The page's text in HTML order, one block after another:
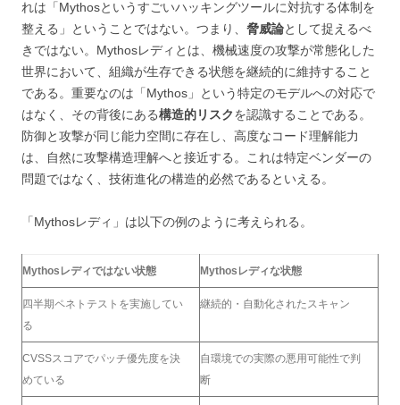
れは「Mythosというすごいハッキングツールに対抗する体制を
整える」ということではない。つまり、 脅威論として捉えるべ
きではない。Mythosレディとは、機械速度の攻撃が常態化した
世界において、組織が生存できる状態を継続的に維持すること
である。重要なのは「Mythos」という特定のモデルへの対応で
はなく、その背後にある構造的リスクを認識することである。
防御と攻撃が同じ能力空間に存在し、高度なコード理解能力
は、自然に攻撃構造理解へと接近する。これは特定ベンダーの
問題ではなく、技術進化の構造的必然であるといえる。
「Mythosレディ」は以下の例のように考えられる。
Mythosレディではない状態 Mythosレディな状態
四半期ペネトテストを実施してい
る
継続的・自動化されたスキャン
CVSSスコアでパッチ優先度を決
めている
自環境での実際の悪用可能性で判
断